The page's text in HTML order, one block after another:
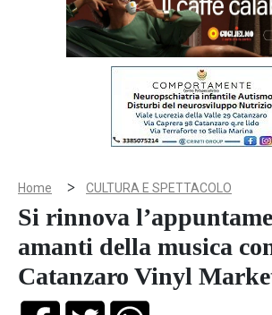
Home > CULTURA E SPETTACOLO
Si rinnova
amanti della musica
Catanzaro Vinyl